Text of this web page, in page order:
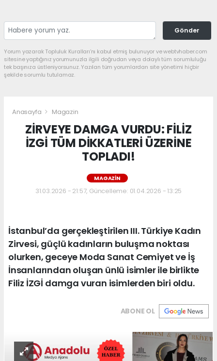
Gönder
Yorum yazarak Topluluk Kuralları’nı kabul etmiş bulunuyor ve webtvhaber.com
sitesine yaptığınız yorumunuzla ilgili doğrudan veya dolaylı tüm sorumluluğu
tek başınıza üstleniyorsunuz. Yazılan tüm yorumlardan site yönetimi hiçbir
şekilde sorumlu tutulamaz.
Anasayfa Magazin
ZİRVEYE DAMGA VURDU: FİLİZ
İZGİ TÜM DİKKATLERİ ÜZERİNE
TOPLADI!
MAGAZIN
31.03.2026 - 21:57, Güncelleme: 01.04.2026 - 13:25
İstanbul’da gerçekleştirilen III. Türkiye Kadın
Zirvesi, güçlü kadınların buluşma noktası
olurken, geceye Moda Sanat Cemiyet ve İş
İnsanlarından oluşan ünlü isimler ile birlikte
Filiz İZGİ damga vuran isimlerden biri oldu.
ABONE OL